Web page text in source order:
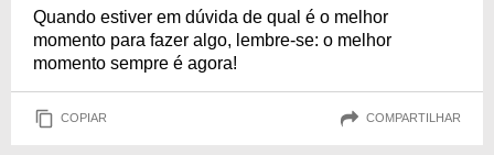
Quando estiver em dúvida de qual é o melhor
momento para fazer algo, lembre-se: o melhor
momento sempre é agora!
COPIAR COMPARTILHAR